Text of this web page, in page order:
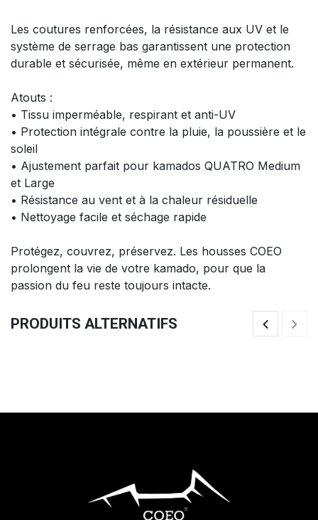
Les coutures renforcées, la résistance aux UV et le
système de serrage bas garantissent une protection
durable et sécurisée, même en extérieur permanent.
Atouts :
• Tissu imperméable, respirant et anti-UV
• Protection intégrale contre la pluie, la poussière et le
soleil
• Ajustement parfait pour kamados QUATRO Medium
et Large
• Résistance au vent et à la chaleur résiduelle
• Nettoyage facile et séchage rapide
Protégez, couvrez, préservez. Les housses COEO
prolongent la vie de votre kamado, pour que la
passion du feu reste toujours intacte.
PRODUITS ALTERNATIFS